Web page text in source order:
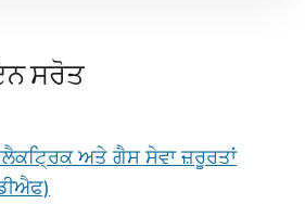
ਸਰੋਤ
ਅਤੇ ਗੈਸ ਸੇਵਾ ਜ਼ਰੂਰਤਾਂ